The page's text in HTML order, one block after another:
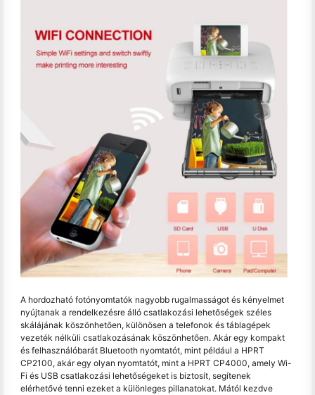
A hordozható fotónyomtatók nagyobb rugalmasságot és kényelmet
nyújtanak a rendelkezésre álló csatlakozási lehetőségek széles
skálájának köszönhetően, különösen a telefonok és táblagépek
vezeték nélküli csatlakozásának köszönhetően. Akár egy kompakt
és felhasználóbarát Bluetooth nyomtatót, mint például a HPRT
CP2100, akár egy olyan nyomtatót, mint a HPRT CP4000, amely Wi-
Fi és USB csatlakozási lehetőségeket is biztosít, segítenek
elérhetővé tenni ezeket a különleges pillanatokat. Mától kezdve